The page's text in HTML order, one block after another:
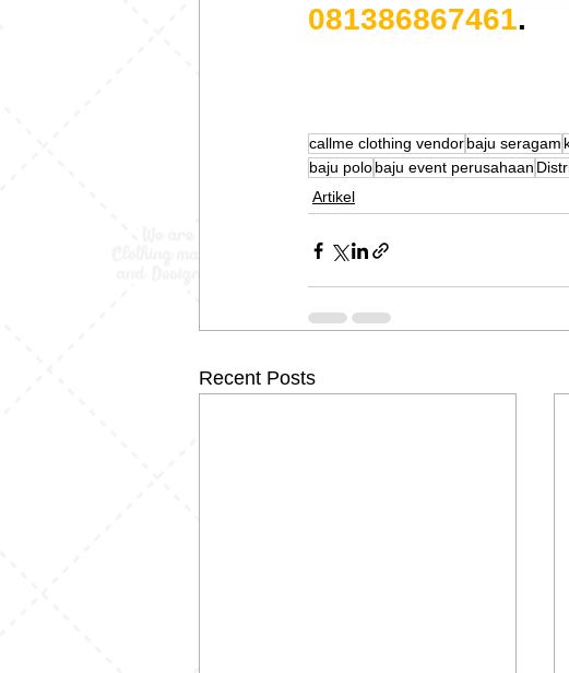
081386867461.
callme clothing vendorbaju seragam
baju polobaju event perusahaan
Artikel
Recent Posts